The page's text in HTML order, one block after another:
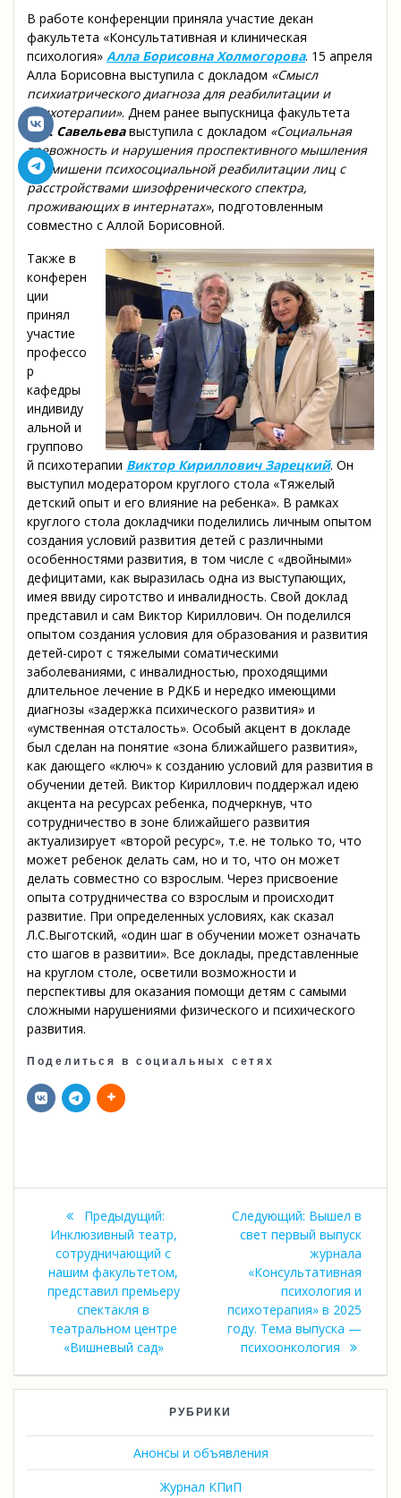
В работе конференции приняла участие декан
факультета «Консультативная и клиническая
психология» Алла Борисовна Холмогорова. 15 апреля
Алла Борисовна выступила с докладом «Смысл
психиатрического диагноза для реабилитации и
психотерапии». Днем ранее выпускница факультета
Д.А. Савельевавыступила с докладом «Социальная
тревожность и нарушения проспективного мышления
как мишени психосоциальной реабилитации лиц с
расстройствами шизофренического спектра,
проживающих в интернатах», подготовленным
совместно с Аллой Борисовной.
Также в
конферен
ции
принял
участие
профессо
р
кафедры
индивиду
альной и
группово
й психотерапии Виктор Кириллович Зарецкий. Он
выступил модератором круглого стола «Тяжелый
детский опыт и его влияние на ребенка». В рамках
круглого стола докладчики поделились личным опытом
создания условий развития детей с различными
особенностями развития, в том числе с «двойными»
дефицитами, как выразилась одна из выступающих,
имея ввиду сиротство и инвалидность. Свой доклад
представил и сам Виктор Кириллович. Он поделился
опытом создания условия для образования и развития
детей-сирот с тяжелыми соматическими
заболеваниями, с инвалидностью, проходящими
длительное лечение в РДКБ и нередко имеющими
диагнозы «задержка психического развития» и
«умственная отсталость». Особый акцент в докладе
был сделан на понятие «зона ближайшего развития»,
как дающего «ключ» к созданию условий для развития в
обучении детей. Виктор Кириллович поддержал идею
акцента на ресурсах ребенка, подчеркнув, что
сотрудничество в зоне ближайшего развития
актуализирует «второй ресурс», т.е. не только то, что
может ребенок делать сам, но и то, что он может
делать совместно со взрослым. Через присвоение
опыта сотрудничества со взрослым и происходит
развитие. При определенных условиях, как сказал
Л.С.Выготский, «один шаг в обучении может означать
сто шагов в развитии». Все доклады, представленные
на круглом столе, осветили возможности и
перспективы для оказания помощи детям с самыми
сложными нарушениями физического и психического
развития.
Поделиться в социальных сетях
Навигация
записям
Предыдущий:Предыдущая
запись:
Инклюзивный театр,
сотрудничающий с
нашим факультетом,
представил премьеру
спектакля в
театральном центре
«Вишневый сад»
Следующий: Следующая
запись:
Вышел в
свет первый выпуск
журнала
«Консультативная
психология и
психотерапия» в 2025
году. Тема выпуска —
психоонкология
РУБРИКИ
Анонсы и объявления
Журнал КПиП